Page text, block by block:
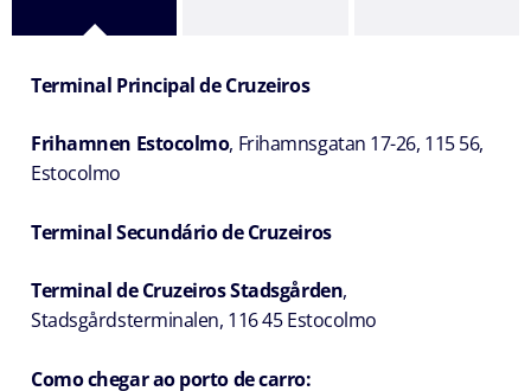
Terminal Principal de Cruzeiros
Frihamnen Estocolmo, Frihamnsgatan 17-26, 115 56,
Estocolmo
Terminal Secundário de Cruzeiros
Terminal de Cruzeiros Stadsgården,
Stadsgårdsterminalen, 116 45Estocolmo
Como chegar ao porto de carro: